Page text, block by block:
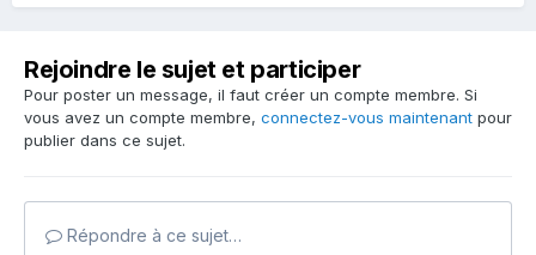
Rejoindre le sujet et participer
Pour poster un message, il faut créer un compte membre. Si
vous avez un compte membre, connectez-vous maintenant pour
publier dans ce sujet.
Répondre à ce sujet…